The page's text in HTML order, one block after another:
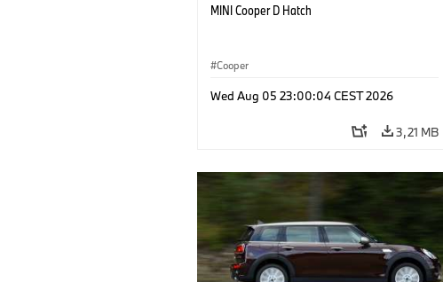
MINI Cooper D Hatch
Cooper
Wed Aug 05 23:00:04 CEST 2026
3,21 MB